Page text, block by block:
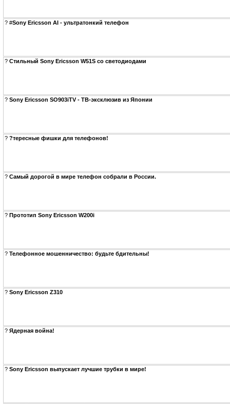
? #Sony Ericsson AI - ультратонкий телефон
? Стильный Sony Ericsson W51S со светодиодами
? Sony Ericsson SO903iTV - ТВ-эксклюзив из Японии
? ?тересные фишки для телефонов!
? Самый дорогой в мире телефон собрали в России.
? Прототип Sony Ericsson W200i
? Телефонное мошенничество: будьте бдительны!
? Sony Ericsson Z310
? Ядерная война!
? Sony Ericsson выпускает лучшие трубки в мире!